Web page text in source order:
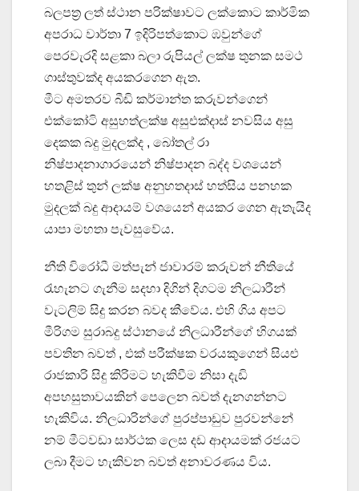
බලපත්‍ර ලත් ස්ථාන පරික්ෂාවට ලක්කොට කාර්මික
අපරාධ වාර්තා 7 ඉදිරිපත්කොට ඹවුන්ගේ
පෙරවැරදි සළකා බලා රුපියල් ලක්ෂ තුනක සමථ
ගාස්තුවක්ද අයකරගෙන ඇත.
මීට අමතරව බීඩි කර්මාන්ත කරුවන්ගෙන්
එක්කෝටි අසුහත්ලක්ෂ අසුඑක්දාස් නවසිය අසු
දෙකක බදු මුදලක්ද , බෝතල් රා
නිෂ්පාදනාගාරයෙන් නිෂ්පාදන බද්ද වශයෙන්
හතළිස් තුන් ලක්ෂ අනුහතදාස් හත්සිය පනහක
මුදලක් බදු ආදායම් වශයෙන් අයකර ගෙන ඇතැයිද
යාපා මහතා පැවසුවේය.
නීති විරෝධී මත්පැන් ජාවාරම් කරුවන් නීතියේ
රැහැනට ගැනීම සදහා දිගින් දිගටම නිලධාරීන්
වැටලිම් සිදු කරන බවද කීවේය. එහි ගිය අපට
මීරිගම සුරාබදු ස්ථානයේ නිලධාරීන්ගේ හිගයක්
පවතින බවත් , එක් පරීක්ෂක වරයකුගෙන් සියළු
රාජකාරි සිදු කිරිමට හැකිවීම නිසා දැඩි
අපහසුතාවයකින් පෙලෙන බවත් දැනගන්නට
හැකිවිය. නිලධාරින්ගේ පුරප්පාඩුව පුරවන්නේ
නම් මීටවඩා සාර්ථක ලෙස දඩ ආදායමක් රජයට
ලබා දීමට හැකිවන බවත් අනාවරණය විය.